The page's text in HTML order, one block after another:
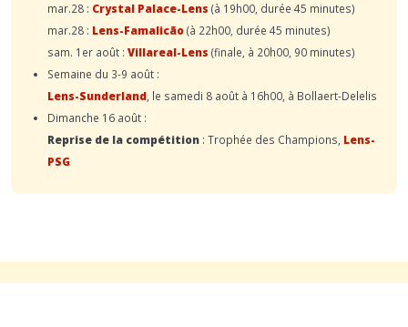
mar.28 : Crystal Palace-Lens (à 19h00, durée 45 minutes)
mar.28 : Lens-Famalicão(à 22h00, durée 45 minutes)
sam. 1er août : Villareal-Lens (finale, à 20h00, 90 minutes)
Semaine du 3-9 août :
Lens-Sunderland , le samedi 8 août à 16h00, à Bollaert-Delelis
Dimanche 16 août :
Reprise de la compétition : Trophée des Champions, Lens-
PSG